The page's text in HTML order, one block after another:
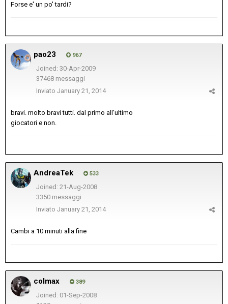
Forse e' un po' tardi?
pao23 967
Joined: 30-Apr-2009
37468 messaggi
Inviato January 21, 2014
bravi. molto bravi tutti. dal primo all'ultimo
giocatori e non.
AndreaTek 533
Joined: 21-Aug-2008
3350 messaggi
Inviato January 21, 2014
Cambi a 10 minuti alla fine
colmax 389
Joined: 01-Sep-2008